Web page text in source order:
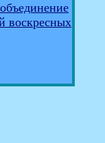
воскресных